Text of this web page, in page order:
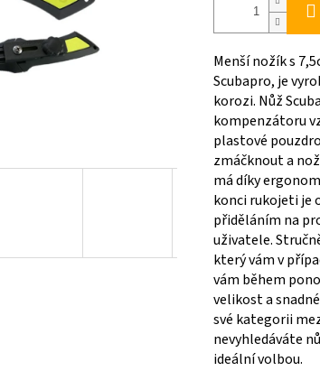
Menší nožík s
Scubapro, je
korozi. Nůž
kompenzátoru
plastové
zmáčknout a
má díky
konci rukojeti je
přiděláním na
uživatele.
který vám v
vám během
velikost a
své kategorii
nevyhledáváte
ideální volbou.